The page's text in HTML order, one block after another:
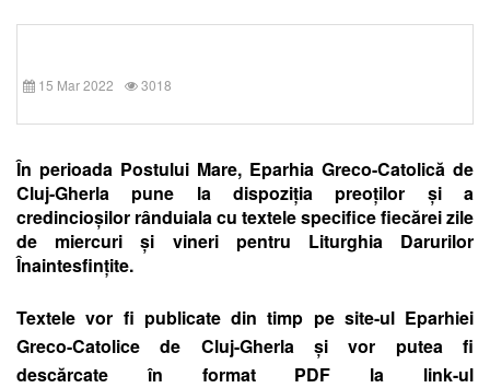
15 Mar 2022 3018
În perioada Postului Mare, Eparhia Greco-Catolică de
Cluj-Gherla pune la dispoziția preoților și a
credincioșilor rânduiala cu textele specifice fiecărei zile
de miercuri și vineri pentru Liturghia Darurilor
Înaintesfințite.
Textele vor fi publicate din timp pe site-ul Eparhiei
Greco-Catolice de Cluj-Gherla și vor putea fi
descărcate în format PDF la link-ul